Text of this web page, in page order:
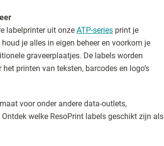
labelprinter uit onze ATP-series print je
je alles in eigen beheer en voorkom je
graveerplaatjes. De labels worden
printen van teksten, barcodes en logo’s
voor onder andere data-outlets,
welke ResoPrint labels geschikt zijn als